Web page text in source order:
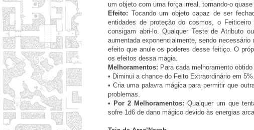
um objeto com uma força irreal, tornando-o
Efeito: Tocando um objeto capaz de ser
entidades de proteção do cosmos, o
consigam abri-lo. Qualquer Teste de Atributo
aumentada exponencialmente, sendo
efeito que anule os poderes desse feitiço. O
os efeitos dessa magia.
Melhoramentos: Para cada melhoramento
• Diminui a chance do Feito Extraordinário em 5%.
• Cria uma palavra mágica para permitir que
problemas.
• Por 2 Melhoramentos: Qualquer um que
sofre 1d6 de dano mágico devido às energias